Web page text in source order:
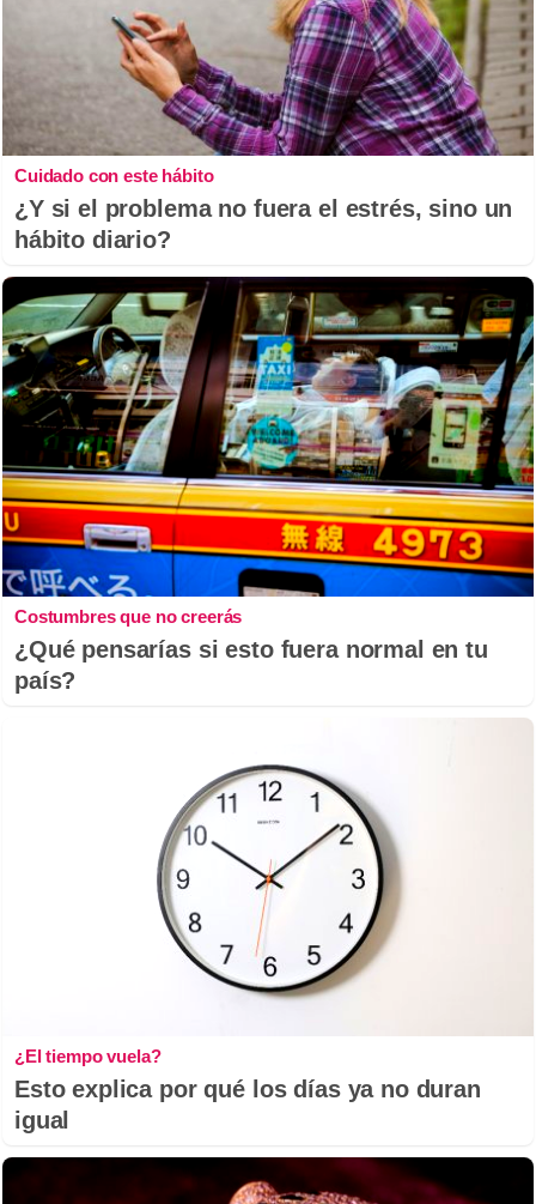
Cuidado con este hábito
¿Y si el problema no fuera el estrés, sino un
hábito diario?
Costumbres que no creerás
¿Qué pensarías si esto fuera normal en tu
país?
¿El tiempo vuela?
Esto explica por qué los días ya no duran
igual